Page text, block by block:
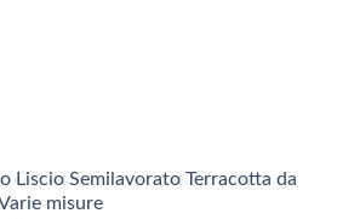
Liscio Semilavorato Terracotta da
misure